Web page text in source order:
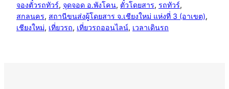
จองตั๋วรถทัวร์, จุดจอด อ.พังโคน, ตั๋วโดยสาร, รถทัวร์
สกลนคร, สถานีขนส่งผู้โดยสาร จ.เชียงใหม่ แห่งที่ 3 (อาเขต)
เชียงใหม่, เที่ยวรถ, เที่ยวรถออนไลน์, เวลาเดินรถ